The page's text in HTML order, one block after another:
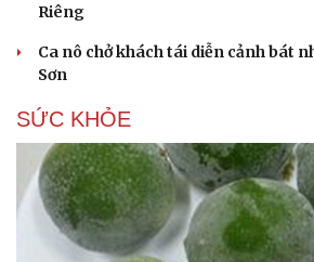
Du lịch
Săn Tour
check-in
Đọc
Riêng
Ca nô chở khách tái diễn cảnh bát
Sơn
SỨC KHỎE